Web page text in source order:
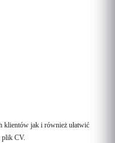
klientów jak i również ułatwić
plik CV.